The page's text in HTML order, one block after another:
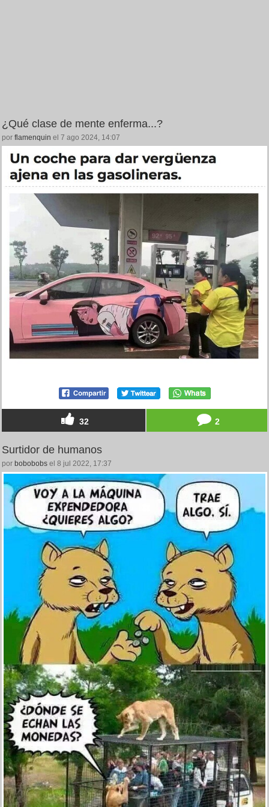
¿Qué clase de mente enferma...?
por flamenquin el 7 ago 2024, 14:07
32 2
Surtidor de humanos
por bobobobs el 8 jul 2022, 17:37